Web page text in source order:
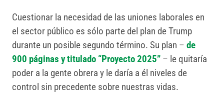
Cuestionar la necesidad de las uniones laborales en
el sector público es sólo parte del plan de Trump
durante un posible segundo término. Su plan – de
900 páginas y titulado “Proyecto 2025” – le quitaría
poder a la gente obrera y le daría a él niveles de
control sin precedente sobre nuestras vidas.